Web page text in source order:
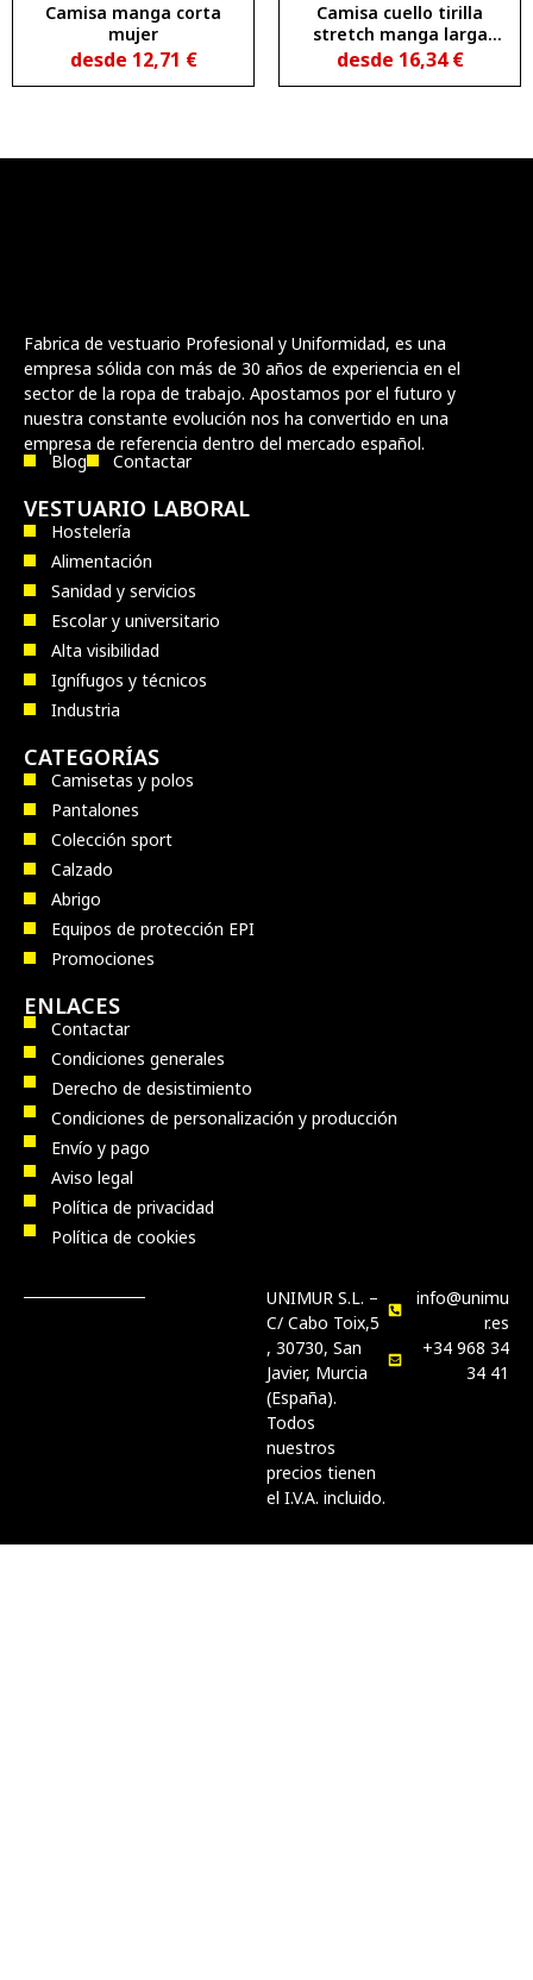
Camisa manga corta
mujer
desde 12,71 €
Camisa cuello tirilla
stretch manga larga
mujer
desde 16,34€
Fabrica de vestuario Profesional y Uniformidad, es una
empresa sólida con más de 30 años de experiencia en el
sector de la ropa de trabajo. Apostamos por el futuro y
nuestra constante evolución nos ha convertido en una
empresa de referencia dentro del mercado español.
Blog Contactar
VESTUARIO LABORAL
Hostelería
Alimentación
Sanidad y servicios
Escolar y universitario
Alta visibilidad
Ignífugos y técnicos
Industria
CATEGORÍAS
Camisetas y polos
Pantalones
Colección sport
Calzado
Abrigo
Equipos de protección EPI
Promociones
ENLACES
Contactar
Condiciones generales
Derecho de desistimiento
Condiciones de personalización y producción
Envío y pago
Aviso legal
Política de privacidad
Política de cookies
UNIMUR S.L. –
C/ Cabo Toix,5
, 30730, San
Javier, Murcia
(España).
Todos
nuestros
precios tienen
el I.V.A. incluido.
info@unimu
r.es
+34 968 34
34 41